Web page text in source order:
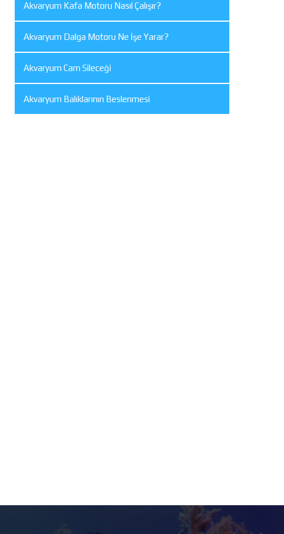
Akvaryum Kafa Motoru Nasıl Çalışır?
Akvaryum Dalga Motoru Ne İşe Yarar?
Akvaryum Cam Sileceği
Akvaryum Balıklarının Beslenmesi